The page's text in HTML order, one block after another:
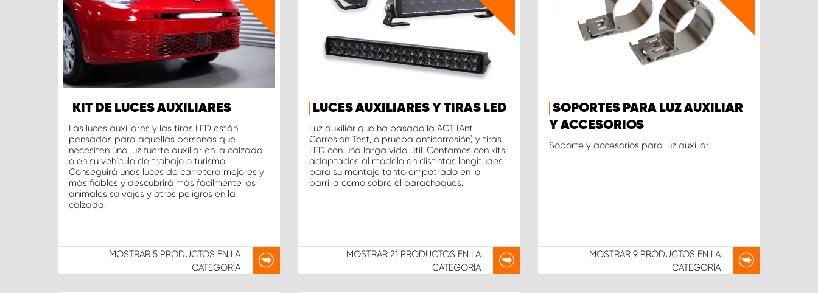
KIT DE LUCES AUXILIARES
Las luces auxiliares y las tiras LED están
pensadas para aquellas personas que
necesiten una luz fuerte auxiliar en la calzada
o en su vehículo de trabajo o turismo.
Conseguirá unas luces de carretera mejores y
más fiables y descubrirá más fácilmente los
animales salvajes y otros peligros en la
calzada.
MOSTRAR 5 PRODUCTOS EN LA
CATEGORÍA
LUCES AUXILIARES Y TIRAS LED
Luz auxiliar que ha pasado la ACT (Anti
Corrosion Test, o prueba anticorrosión) y tiras
LED con una larga vida útil. Contamos con kits
adaptados al modelo en distintas longitudes
para su montaje tanto empotrado en la
parrilla como sobre el parachoques.
MOSTRAR 21 PRODUCTOS EN LA
CATEGORÍA
SOPORTES PARA LUZ AUXILIAR
Y ACCESORIOS
Soporte y accesorios para luz auxiliar.
MOSTRAR9 PRODUCTOS EN LA
CATEGORÍA